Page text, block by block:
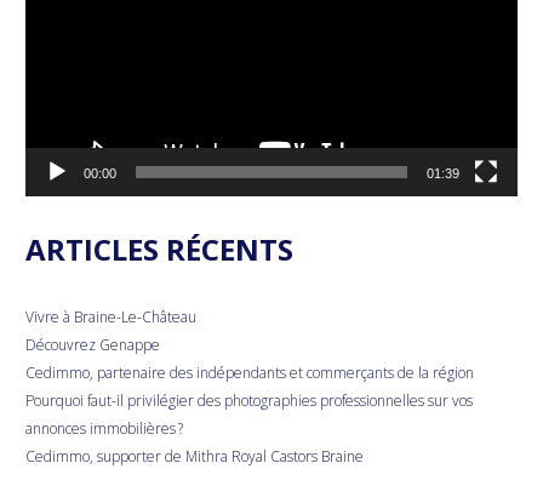
00:00 01:39
ARTICLES RÉCENTS
Vivre à Braine-Le-Château
Découvrez Genappe
Cedimmo, partenaire des indépendants et commerçants de la région
Pourquoi faut-il privilégier des photographies professionnelles sur vos
annonces immobilières ?
Cedimmo, supporter de Mithra Royal Castors Braine